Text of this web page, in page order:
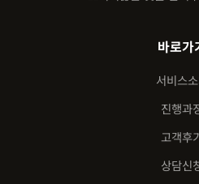
바로가
서비스
진행과
고객후
상담신